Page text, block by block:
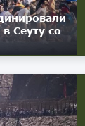
Сеуту со